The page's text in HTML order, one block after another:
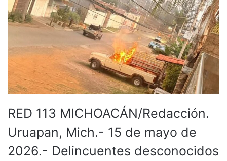
RED 113 MICHOACÁN/Redacción.
Uruapan, Mich.- 15 de mayo de
2026.- Delincuentes desconocidos